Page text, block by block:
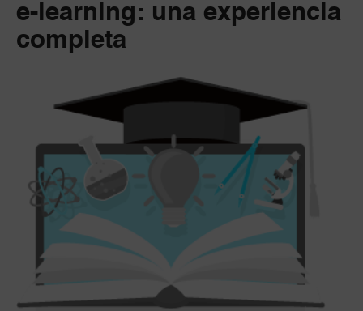
e-learning: una experiencia
completa